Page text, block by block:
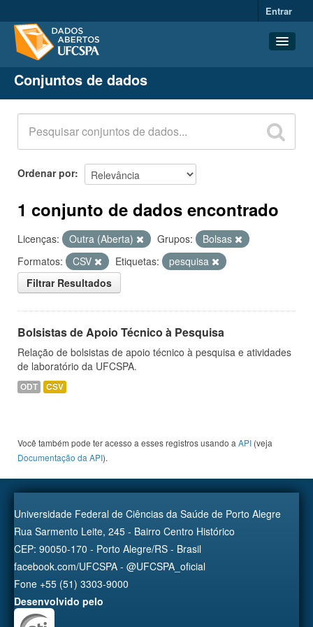
Entrar
Conjuntos de dados
Organizações
Grupos
Sobre
Conjuntos de dados
Ordenar por
1 conjunto de dados encontrado
Licenças: Outra (Aberta) Grupos:
Bolsas
Formatos:
CSV Etiquetas:
pesquisa
Filtrar Resultados
Bolsistas de Apoio Técnico à Pesquisa
Relação de bolsistas de apoio técnico à pesquisa e atividades
de laboratório da UFCSPA.
ODT CSV
Você também pode ter acesso a esses registros usando a API (veja
Documentação da API).
Universidade Federal de Ciências da Saúde de Porto Alegre
Rua Sarmento Leite, 245 - Bairro Centro Histórico
CEP: 90050-170 - Porto Alegre/RS - Brasil
facebook.com/UFCSPA - @UFCSPA_oficial
Fone +55 (51) 3303-9000
Desenvolvido pelo